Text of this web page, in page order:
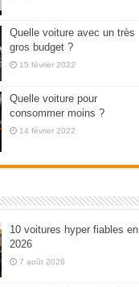
Quelle voiture avec un très
gros budget ?
15 février 2022
Quelle voiture pour
consommer moins ?
14 février 2022
10 voitures hyper fiables en
2026
7 août 2026